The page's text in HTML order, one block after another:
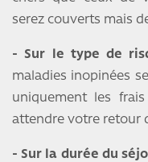
serez couverts mais
- Sur le type de
maladies inopinées
uniquement les
attendre votre retour
- Sur la durée du